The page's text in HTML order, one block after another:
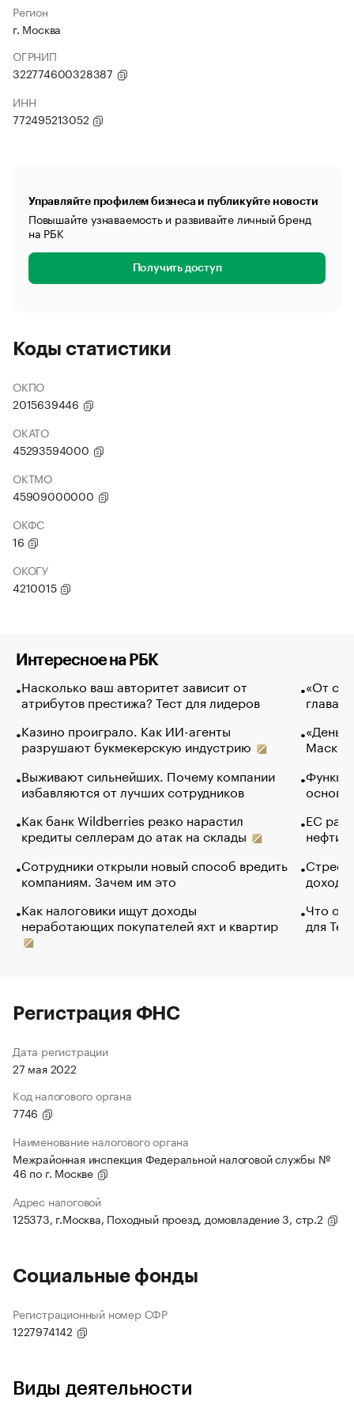
Регион
г. Москва
ОГРНИП
322774600328387
ИНН
772495213052
Управляйте профилем бизнеса и публикуйте новости
Повышайте узнаваемость и развивайте личный бренд
на РБК
Получить доступ
Коды статистики
ОКПО
2015639446
ОКАТО
45293594000
ОКТМО
45909000000
ОКФС
16
ОКОГУ
4210015
Интересное на РБК
Насколько ваш авторитет зависит от
атрибутов престижа? Тест для лидеров
Казино проиграло. Как ИИ-агенты
разрушают букмекерскую индустрию
Выживают сильнейших. Почему компании
избавляются от лучших сотрудников
Как банк Wildberries резко нарастил
кредиты селлерам до атак на склады
Сотрудники открыли новый способ вредить
компаниям. Зачем им это
Как налоговики ищут доходы
неработающих покупателей яхт и квартир
«От
глава
Маск в
основ
ЕС
нефти
Что
для
Регистрация ФНС
Дата регистрации
27 мая 2022
Код налогового органа
7746
Наименование налогового органа
Межрайонная инспекция Федеральной налоговой службы №
46 по г. Москве
Адрес налоговой
125373, г.Москва, Походный проезд, домовладение 3, стр.2
Социальные фонды
Регистрационный номер СФР
1227974142
Виды деятельности